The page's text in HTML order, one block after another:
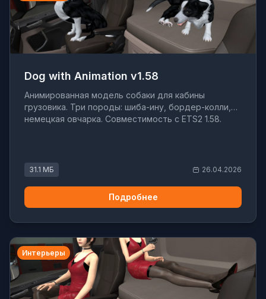
Dog with Animation v1.58
Анимированная модель собаки для кабины
грузовика. Три породы: шиба-ину, бордер-колли,
немецкая овчарка. Совместимость с ETS2 1.58.
31.1 МБ 26.04.2026
Подробнее
Интерьеры